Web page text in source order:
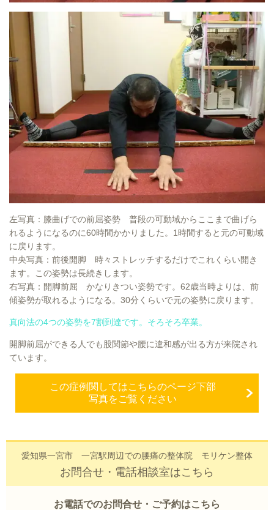
左写真：膝曲げでの前屈姿勢 普段の可動域からここまで曲げら
れるようになるのに60時間かかりました。1時間すると元の可動域
に戻ります。
中央写真：前後開脚 時々ストレッチするだけでこれくらい開き
ます。この姿勢は長続きします。
右写真：開脚前屈 かなりきつい姿勢です。62歳当時よりは、前
傾姿勢が取れるようになる。30分くらいで元の姿勢に戻ります。
真向法の4つの姿勢を7割到達です。そろそろ卒業。
開脚前屈ができる人でも股関節や腰に違和感が出る方が来院され
ています。
この症例関してはこちらのページ下部
写真をご覧ください
愛知県一宮市 一宮駅周辺での腰痛の整体院 モリケン整体
お問合せ・電話相談室はこちら
お電話でのお問合せ・ご予約はこちら